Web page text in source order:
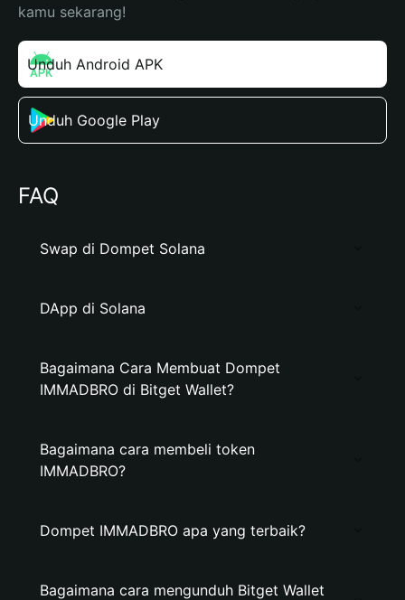
kamu sekarang!
Unduh Android APK
Unduh Google Play
FAQ
Swap di Dompet Solana
DApp di Solana
Bagaimana Cara Membuat Dompet
IMMADBRO di Bitget Wallet?
Bagaimana cara membeli token
IMMADBRO?
Dompet IMMADBRO apa yang terbaik?
Bagaimana cara mengunduh Bitget Wallet